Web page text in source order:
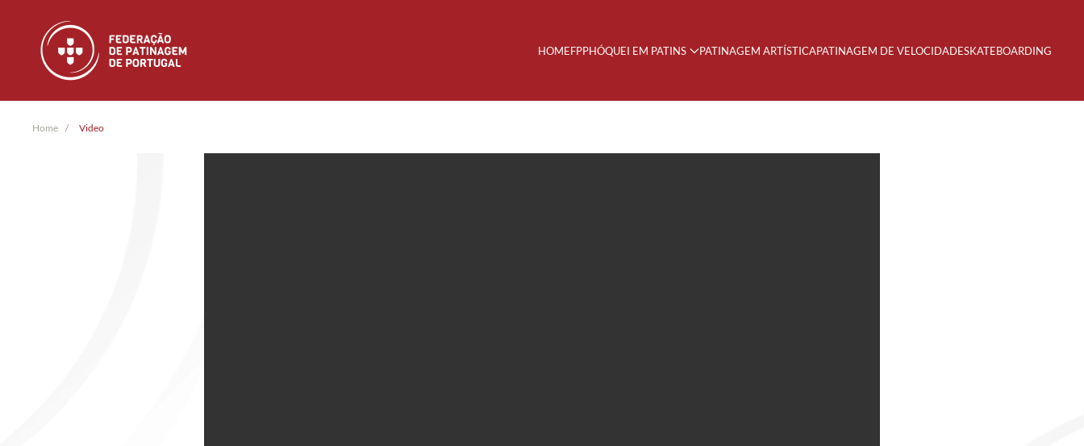
Skip to main content HOMEFPPHÓQUEI EM PATINS PATINAGEM ARTÍSTICAPATINAGEM DE VELOCIDADESKATEBOARDING
Home Video